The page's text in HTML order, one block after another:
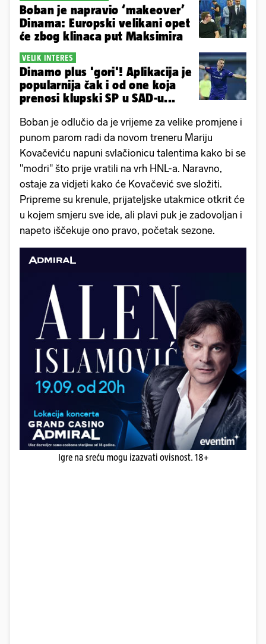
Boban je napravio ‘makeover’
Dinama: Europski velikani opet
će zbog klinaca put Maksimira
VELIK INTERES
Dinamo plus 'gori'! Aplikacija je
popularnija čak i od one koja
prenosi klupski SP u SAD-u...
Boban je odlučio da je vrijeme za velike promjene i
punom parom radi da novom treneru Mariju
Kovačeviću napuni svlačionicu talentima kako bi se
"modri" što prije vratili na vrh HNL-a. Naravno,
ostaje za vidjeti kako će Kovačević sve složiti.
Pripreme su krenule, prijateljske utakmice otkrit će
u kojem smjeru sve ide, ali plavi puk je zadovoljan i
napeto iščekuje ono pravo, početak sezone.
Igre na sreću mogu izazvati ovisnost. 18+